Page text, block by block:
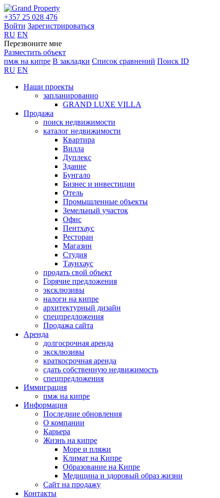
+357 25 028 476
Войти Зарегистрироваться
RU EN
Перезвоните мне
Разместить объект
пмж на кипре В закладки Список сравнений Поиск ID
RU EN
Наши проекты
запланированно
GRAND LUXE VILLA
Продажа
поиск недвижимости
каталог недвижимости
Квартира
Вилла
Дуплекс
Здание
Бунгало
Бизнес и инвестиции
Отель
Промышленные объекты
Земельный участок
Офис
Пентхаус
Ресторан
Магазин
Студия
Таунхаус
продать свой объект
Горячие предложения
эксклюзивы
налоги на кипре
архитектурный дизайн
спецпредложения
Продажа сайта
Аренда
долгосрочная аренда
эксклюзивы
краткосрочная аренда
сдать собственную недвижимость
спецпредложения
Иммиграция
пмж на кипре
Информация
Последние обновления
О компании
Карьера
Жизнь на кипре
Море и пляжи
Климат на Кипре
Образование на Кипре
Медицина и здоровый образ жизни
Сайт на продажу
Контакты